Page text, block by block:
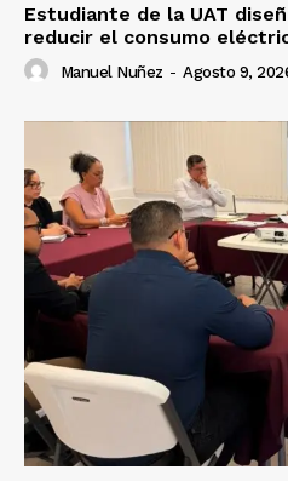
Estudiante de la UAT
reducir el consumo
Manuel Nuñez - Agosto 9,